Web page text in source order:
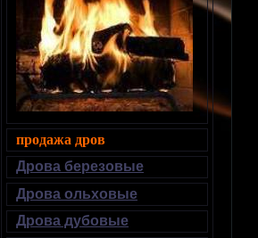
продажа дров
Дрова березовые
Дрова ольховые
Дрова дубовые